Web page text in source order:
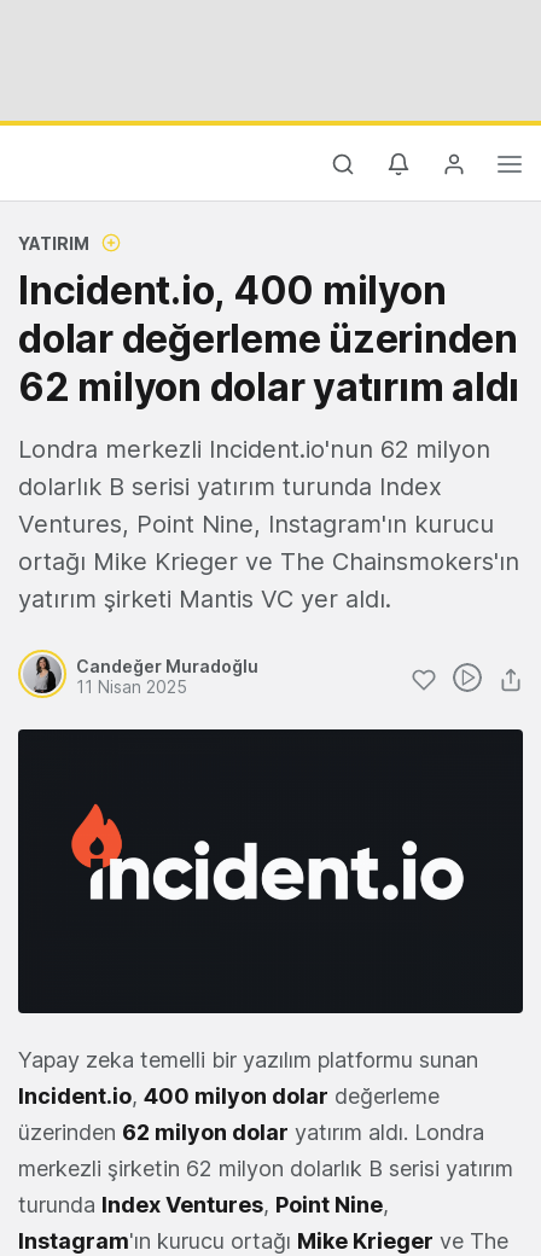
YATIRIM
Incident.io, 400 milyon
dolar değerleme üzerinden
62 milyon dolar yatırım aldı
Londra merkezli Incident.io'nun 62 milyon
dolarlık B serisi yatırım turunda Index
Ventures, Point Nine, Instagram'ın kurucu
ortağı Mike Krieger ve The Chainsmokers'ın
yatırım şirketi Mantis VC yer aldı.
Candeğer Muradoğlu
11 Nisan 2025
Yapay zeka temelli bir yazılım platformu sunan
Incident.io, 400 milyon dolar değerleme
üzerinden 62 milyon dolar yatırım aldı. Londra
merkezli şirketin 62 milyon dolarlık B serisi yatırım
turunda Index Ventures, Point Nine,
Instagram'ın kurucu ortağı Mike Krieger ve The